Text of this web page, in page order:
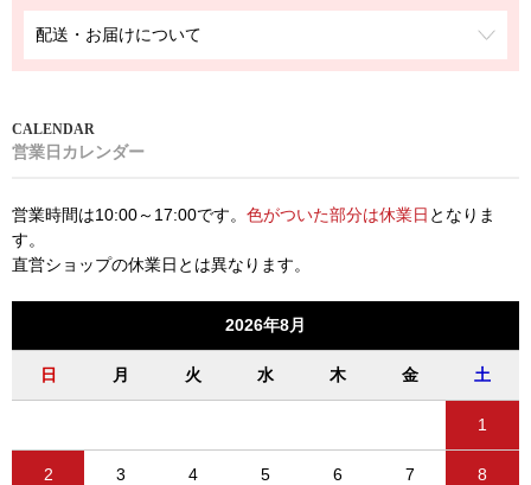
配送・お届けについて
営業日カレンダー
営業時間は10:00～17:00です。 色がついた部分は休業日 となりま
す。
直営ショップの休業日とは異なります。
2026年8月
日 月 火 水 木 金 土
1
2 3 4 5 6 7 8